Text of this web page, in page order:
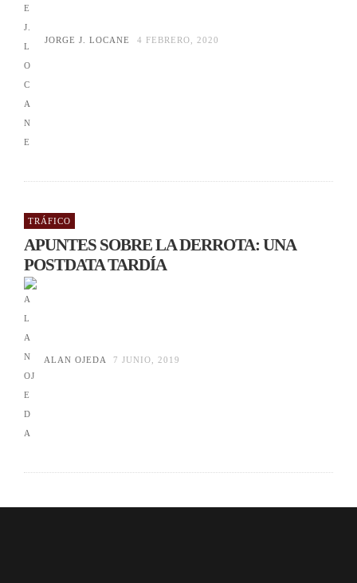
JORGE J. LOCANE 4 FEBRERO, 2020
TRÁFICO
APUNTES SOBRE LA DERROTA: UNA
POSTDATA TARDÍA
ALAN OJEDA 7 JUNIO, 2019